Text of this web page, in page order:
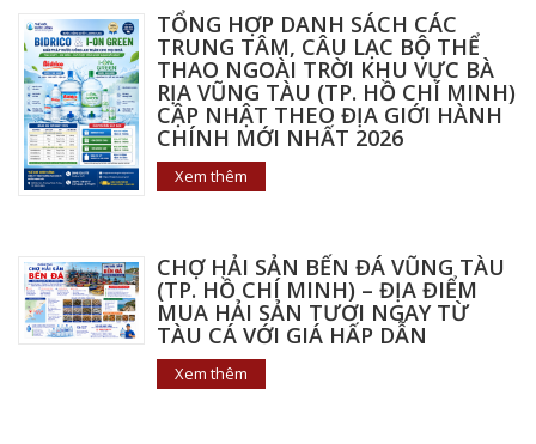
TỔNG HỢP DANH SÁCH CÁC
TRUNG TÂM, CÂU LẠC BỘ THỂ
THAO NGOÀI TRỜI KHU VỰC BÀ
RỊA VŨNG TÀU (TP. HỒ CHÍ MINH)
CẬP NHẬT THEO ĐỊA GIỚI HÀNH
CHÍNH MỚI NHẤT 2026
Xem thêm
CHỢ HẢI SẢN BẾN ĐÁ VŨNG TÀU
(TP. HỒ CHÍ MINH) – ĐỊA ĐIỂM
MUA HẢI SẢN TƯƠI NGAY TỪ
TÀU CÁ VỚI GIÁ HẤP DẪN
Xem thêm